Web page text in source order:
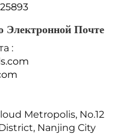
Почте
:
Metropolis, No.12
Nanjing City